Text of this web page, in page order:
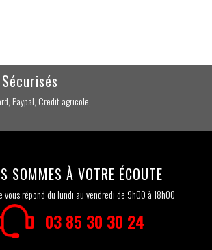
Paypal, Credit agricole,
SOMMES À VOTRE ÉCOUTE
vous répond du lundi au vendredi de 9h00 à 18h00
03 85 30 30 24